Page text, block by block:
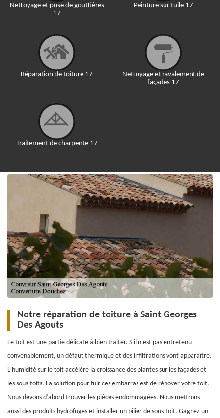
Nettoyage et pose de gouttières
17
Réparation de toiture 17
Traitement de charpente 17
Peinture sur tuile 17
Nettoyage et ravalement de
façades 17
Notre réparation de toiture à Saint Georges
Des Agouts
Le toit est une partie délicate à bien traiter. S'il n'est pas entretenu
convenablement, un défaut thermique et des infiltrations vont apparaître.
L'humidité sur le toit accélère la croissance des plantes sur les façades et
les sous-toits. La solution pour fuir ces embarras est de rénover votre toit.
Nous devons d’abord trouver les pièces endommagées. Nous mettrons
aussi des produits hydrofuges et installer un pilier de sous-toit. Gagnez un